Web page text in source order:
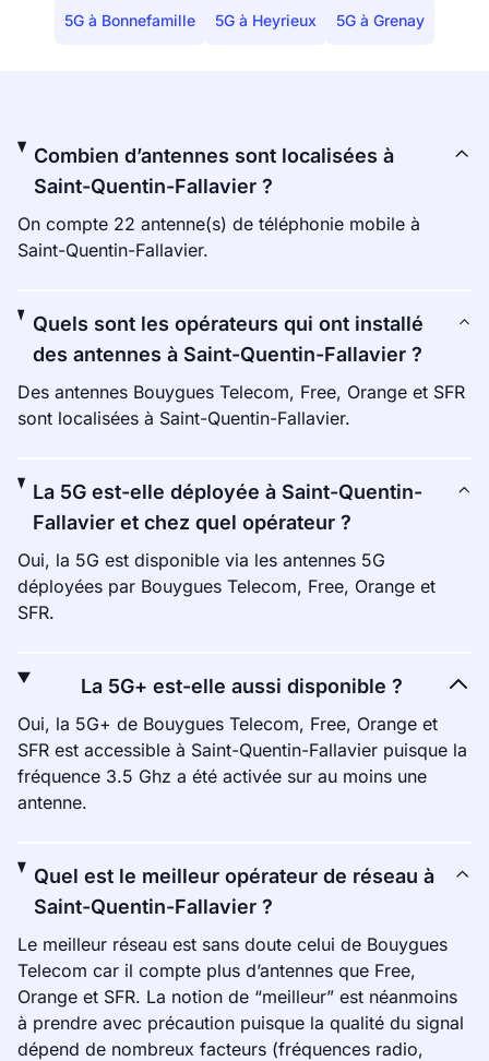
5G à Bonnefamille 5G à Heyrieux 5G à Grenay
Combien d’antennes sont localisées à
Saint-Quentin-Fallavier ?
On compte 22 antenne(s) de téléphonie mobile à
Saint-Quentin-Fallavier.
Quels sont les opérateurs qui ont installé
des antennes à Saint-Quentin-Fallavier ?
Des antennes Bouygues Telecom, Free, Orange et SFR
sont localisées à Saint-Quentin-Fallavier.
La 5G est-elle déployée à Saint-Quentin-
Fallavier et chez quel opérateur ?
Oui, la 5G est disponible via les antennes 5G
déployées par Bouygues Telecom, Free, Orange et
SFR.
La 5G+ est-elle aussi disponible ?
Oui, la 5G+ de Bouygues Telecom, Free, Orange et
SFR est accessible à Saint-Quentin-Fallavier puisque la
fréquence 3.5 Ghz a été activée sur au moins une
antenne.
Quel est le meilleur opérateur de réseau à
Saint-Quentin-Fallavier ?
Le meilleur réseau est sans doute celui de Bouygues
Telecom car il compte plus d’antennes que Free,
Orange et SFR. La notion de “meilleur” est néanmoins
à prendre avec précaution puisque la qualité du signal
dépend de nombreux facteurs (fréquences radio,